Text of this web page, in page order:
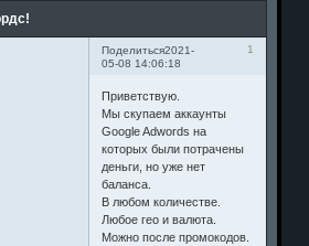
Поделиться 1
2021-
05-08 14:06:18
Приветствую.
Мы скупаем аккаунты
Google Adwords на
которых были потрачены
деньги, но уже нет
баланса.
В любом количестве.
Любое гео и валюта.
Можно после промокодов.